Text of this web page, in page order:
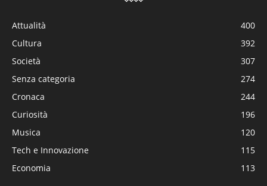
Attualità
400
Cultura
392
Società
307
Senza categoria
274
Cronaca
244
Curiosità
196
Musica
120
Tech e Innovazione
115
Economia
113